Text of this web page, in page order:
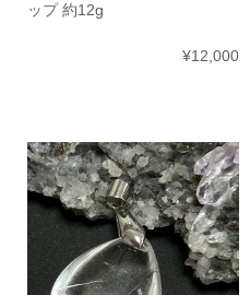
ップ 約12g
¥12,000